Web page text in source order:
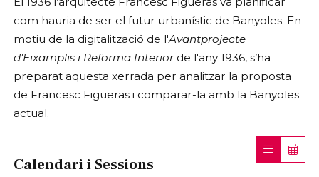
com hauria de ser el futur urbanístic de Banyoles. En
motiu de la digitalització de l'Avantprojecte
d'Eixamplis i Reforma Interiorde l'any 1936, s’ha
preparat aquesta xerrada per analitzar la proposta
de Francesc Figueras i comparar-la amb la Banyoles
actual.
Calendari i Sessions